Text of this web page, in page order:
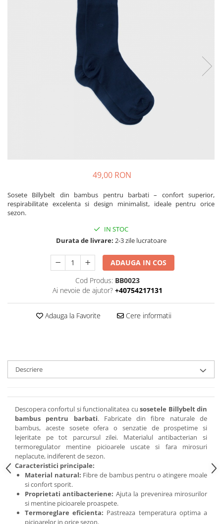
Produse pentru casa
49,00 RON
Sosete Billybelt din bambus pentru barbati – confort superior,
respirabilitate excelenta si design minimalist, ideale pentru orice
sezon.
IN STOC
Durata de livrare: 2-3 zile lucratoare
ADAUGA IN COS
Cod Produs: BB0023
Ai nevoie de ajutor? +40754217131
Adauga la Favorite Cere informatii
Descriere
Descopera confortul si functionalitatea cusosetele Billybelt din
bambus pentru barbati. Fabricate din fibre naturale de
bambus, aceste sosete ofera o senzatie de prospetime si
lejeritate pe tot parcursul zilei. Materialul antibacterian si
termoregulator mentine picioarele uscate si fara mirosuri
neplacute, indiferent de sezon.
Caracteristici principale:
Material natural: Fibre de bambus pentru o atingere moale
si confort sporit.
Proprietati antibacteriene: Ajuta la prevenirea mirosurilor
si mentine picioarele proaspete.
Termoreglare eficienta: Pastreaza temperatura optima a
picioarelor in orice sezon.